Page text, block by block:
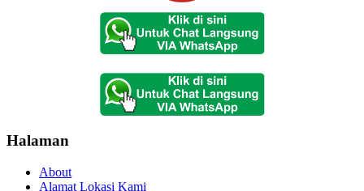
Halaman
About
Alamat Lokasi Kami